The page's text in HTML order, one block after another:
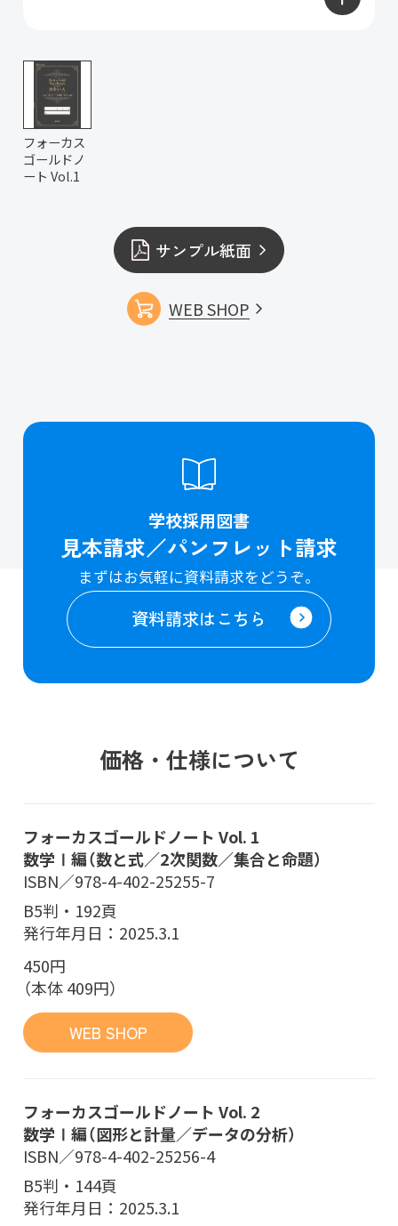
フォーカス
ゴールドノ
ート Vol.1
サンプル紙面
WEB SHOP
学校採用図書
見本請求／パンフレット請求
まずはお気軽に資料請求をどうぞ。
資料請求はこちら
価格・仕様について
フォーカスゴールドノート Vol. 1
数学Ⅰ編（数と式／2次関数／集合と命題）
ISBN／978-4-402-25255-7
B5判・192頁
発行年月日：2025.3.1
450円
（本体 409円）
WEB SHOP
フォーカスゴールドノート Vol. 2
数学Ⅰ編（図形と計量／データの分析）
ISBN／978-4-402-25256-4
B5判・144頁
発行年月日：2025.3.1